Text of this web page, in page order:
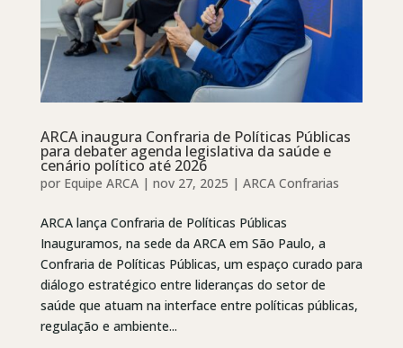
ARCA inaugura Confraria de Políticas Públicas
para debater agenda legislativa da saúde e
cenário político até 2026
por Equipe ARCA| nov 27, 2025 | ARCA Confrarias
ARCA lança Confraria de Políticas Públicas
Inauguramos, na sede da ARCA em São Paulo, a
Confraria de Políticas Públicas, um espaço curado para
diálogo estratégico entre lideranças do setor de
saúde que atuam na interface entre políticas públicas,
regulação e ambiente...